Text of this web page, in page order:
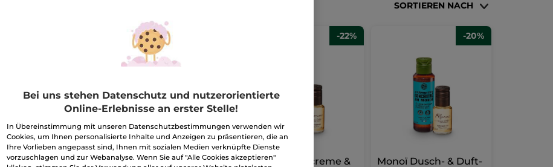
SORTIEREN NACH
Duo Eaux Fraîches -
Eau de Toilette Vague
-22%
Monoi Handcreme &
-20%
Monoï Dusch- & Duft-
Bei uns stehen Datenschutz und nutzerorientierte
Online-Erlebnisse an erster Stelle!
In Übereinstimmung mit unseren Datenschutzbestimmungen verwenden wir
Cookies, um Ihnen personalisierte Inhalte und Anzeigen zu präsentieren, die an
Ihre Vorlieben angepasst sind, Ihnen mit sozialen Medien verknüpfte Dienste
vorzuschlagen und zur Webanalyse. Wenn Sie auf "Alle Cookies akzeptieren"